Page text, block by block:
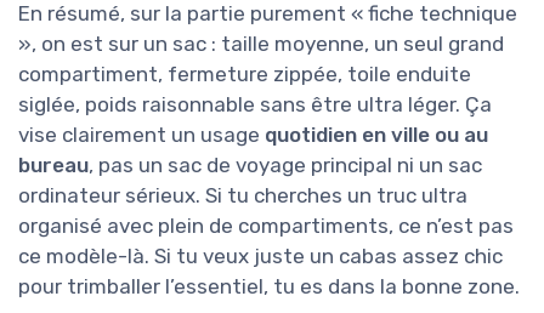
En résumé, sur la partie purement « fiche technique
», on est sur un sac : taille moyenne, un seul grand
compartiment, fermeture zippée, toile enduite
siglée, poids raisonnable sans être ultra léger. Ça
vise clairement un usage quotidien en ville ou au
bureau, pas un sac de voyage principal ni un sac
ordinateur sérieux. Si tu cherches un truc ultra
organisé avec plein de compartiments, ce n’est pas
ce modèle-là. Si tu veux juste un cabas assez chic
pour trimballer l’essentiel, tu es dans la bonne zone.